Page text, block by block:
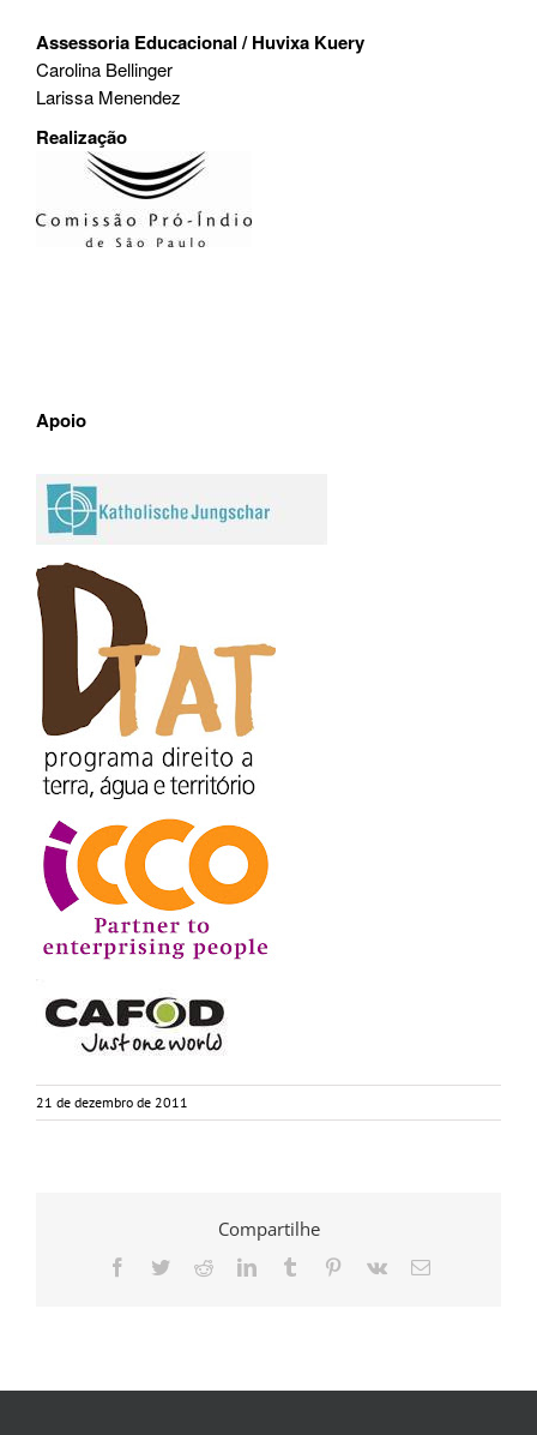
Assessoria Educacional / Huvixa Kuery
Carolina Bellinger
Larissa Menendez
Realização
Apoio
21 de dezembro de 2011
Compartilhe
Facebook
TwitterRedditLinkedInTumblr Pinterest
Vk
E-